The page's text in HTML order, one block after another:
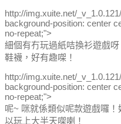
http://img.xuite.net/
background-position: center
no-repeat;">
細個有冇玩過紙咭換衫遊戲
鞋襪，好有趣㗎！
http://img.xuite.net/
background-position: center
no-repeat;">
呢~ 咪就係類似呢款遊戲囉
以玩上大半天㗎喇！